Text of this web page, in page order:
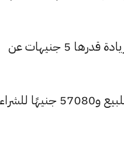
وارتفع سعر عيار 14 ليسجل 4790 جنيهًا للبيع و4755 جنيهًا للشراء، بزيادة قدرها 5 جنيهات عن
وشهد سعر الجنيه الذهب ارتفاعًا بقيمة 80 جنيهًا ليبلغ 57480 جنيهًا